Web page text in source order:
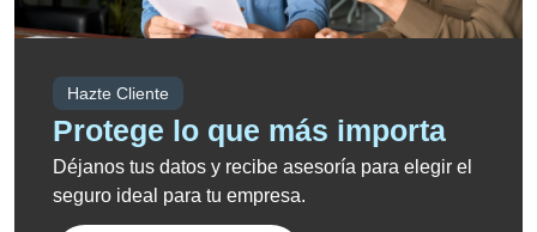
Hazte Cliente
Protege lo que más importa
Déjanos tus datos y recibe asesoría para elegir el
seguro ideal para tu empresa.